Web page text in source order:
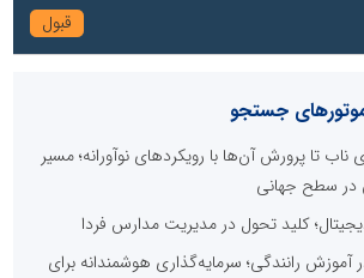
موتورهای جستجو
تا پرورش آن‌ها با رویکردهای نوآورانه؛ مسیر
در سطح جهانی
کلید تحول در مدیریت مدارس فردا
آموزش رانندگی؛ سرمایه‌گذاری هوشمندانه برای